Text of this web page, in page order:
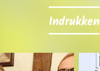
Indrukken